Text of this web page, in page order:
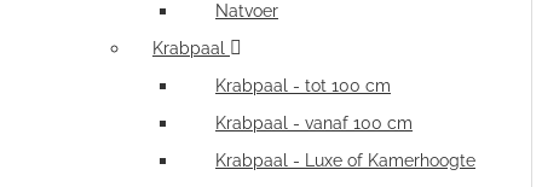
Natvoer
Krabpaal
Krabpaal - tot 100 cm
Krabpaal - vanaf 100 cm
Krabpaal - Luxe of Kamerhoogte